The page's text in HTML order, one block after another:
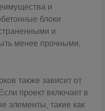
и
блоки
и
менее прочными,
также зависит от
проект включает в
элементы, такие как